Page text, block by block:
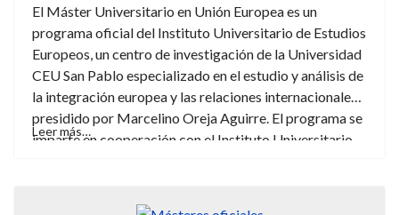
El Máster Universitario en Unión Europea es un
programa oficial del Instituto Universitario de Estudios
Europeos, un centro de investigación de la Universidad
CEU San Pablo especializado en el estudio y análisis de
la integración europea y las relaciones internacionales
presidido por Marcelino Oreja Aguirre. El programa se
imparte en cooperación con el Instituto Universitario
Leer más…